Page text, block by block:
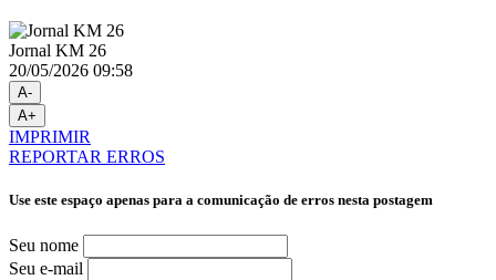
Jornal KM 26
20/05/2026 09:58
A-
A+
IMPRIMIR
REPORTAR ERROS
Use este espaço apenas para a comunicação de erros nesta postagem
Seu nome
Seu e-mail